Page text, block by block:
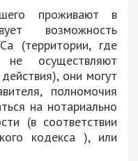
проживают в
возможность
(территории, где
не осуществляют
они могут
полномочия
на нотариально
(в соответствии
кодекса ), или